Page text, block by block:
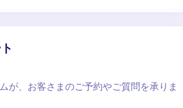
が、お客さまのご予約やご質問を承りま